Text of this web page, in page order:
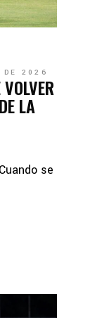
DE 2026
LA
se